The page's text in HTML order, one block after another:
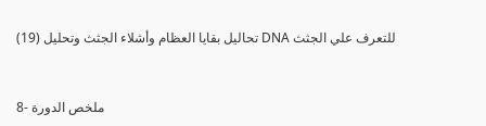
(19) تحاليل بقايا العظام وأشلاء الجثث وتحليل DNA للتعرف علي الجثث
8- ملخص الدورة